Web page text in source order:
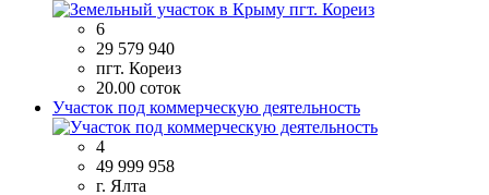
6
29 579 940
пгт. Кореиз
20.00 соток
Участок под коммерческую деятельность
4
49 999 958
г. Ялта